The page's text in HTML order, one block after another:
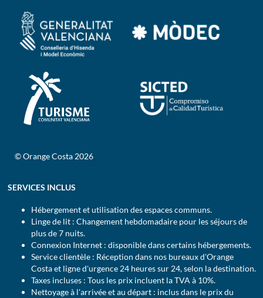
© Orange Costa 2026
SERVICES INCLUS
Hébergement et utilisation des espaces communs.
Linge de lit : Changement hebdomadaire pour les séjours de
plus de 7 nuits.
Connexion Internet : disponible dans certains hébergements.
Service clientèle : Réception dans nos bureaux d'Orange
Costa et ligne d'urgence 24 heures sur 24, selon la destination.
Taxes incluses : Tous les prix incluent la TVA à 10%.
Nettoyage à l'arrivée et au départ : inclus dans le prix du